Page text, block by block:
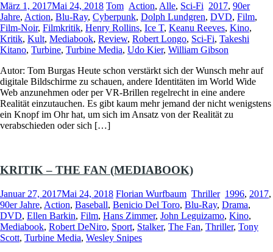
März 1, 2017Mai 24, 2018 Tom Action, Alle, Sci-Fi 2017, 90er
Jahre, Action, Blu-Ray, Cyberpunk, Dolph Lundgren, DVD, Film,
Film-Noir, Filmkritik, Henry Rollins, Ice T, Keanu Reeves, Kino,
Kritik, Kult, Mediabook, Review, Robert Longo, Sci-Fi, Takeshi
Kitano, Turbine, Turbine Media, Udo Kier, William Gibson
Autor: Tom Burgas Heute schon verstärkt sich der Wunsch mehr auf
digitale Bildschirme zu schauen, andere Identitäten im World Wide
Web anzunehmen oder per VR-Brillen regelrecht in eine andere
Realität einzutauchen. Es gibt kaum mehr jemand der nicht wenigstens
ein Knopf im Ohr hat, um sich im Ansatz von der Realität zu
verabschieden oder sich […]
KRITIK – THE FAN (MEDIABOOK)
Januar 27, 2017Mai 24, 2018 Florian Wurfbaum Thriller 1996, 2017,
90er Jahre, Action, Baseball, Benicio Del Toro, Blu-Ray, Drama,
DVD, Ellen Barkin, Film, Hans Zimmer, John Leguizamo, Kino,
Mediabook, Robert DeNiro, Sport, Stalker, The Fan, Thriller, Tony
Scott, Turbine Media, Wesley Snipes